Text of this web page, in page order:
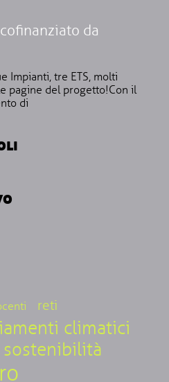
da
Impianti, tre ETS, molti
pagine del progetto!Con il
di
reti
climatici
sostenibilità